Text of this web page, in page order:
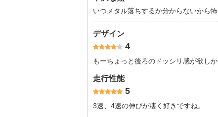
いつメタル落ちするか分からないから
デザイン
4
もーちょっと後ろのドッシリ感が欲し
走行性能
5
3速、4速の伸びが凄く好きですね。